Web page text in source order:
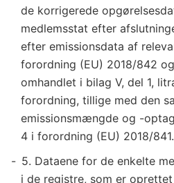
de korrigerede
medlemsstat efter
efter emissionsdata af
forordning (EU) 2018/842
omhandlet i bilag V, del 1,
forordning, tillige med den
emissionsmængde og -
4 i forordning (EU) 2018/841.
5. Dataene for de enkelte
i de registre, som er